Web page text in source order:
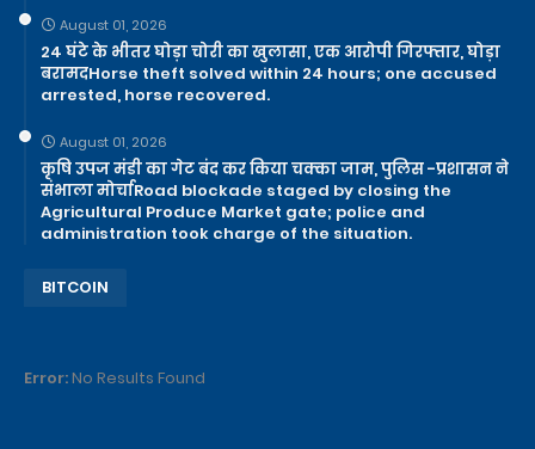
August 01, 2026
24 घंटे के भीतर घोड़ा चोरी का खुलासा, एक आरोपी गिरफ्तार, घोड़ा
बरामदHorse theft solved within 24 hours; one accused
arrested, horse recovered.
August 01, 2026
कृषि उपज मंडी का गेट बंद कर किया चक्का जाम, पुलिस -प्रशासन ने
संभाला मोर्चाRoad blockade staged by closing the
Agricultural Produce Market gate; police and
administration took charge of the situation.
BITCOIN
Error:No Results Found